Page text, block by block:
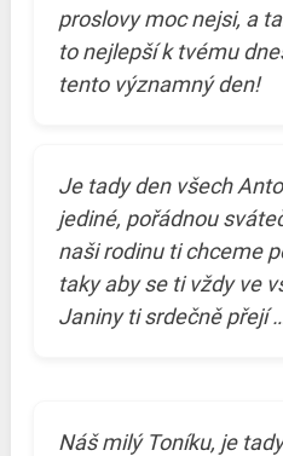
proslovy moc nejsi, a
to nejlepší k tvému
tento významný den!
Je tady den všech
jediné, pořádnou
naši rodinu ti chceme
taky aby se ti vždy ve
Janiny ti srdečně přejí
Náš milý Toníku, je